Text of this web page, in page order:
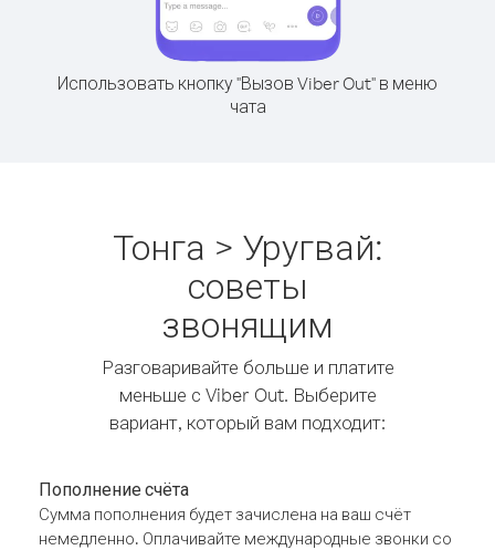
Использовать кнопку "Вызов Viber Out" в меню
чата
Тонга > Уругвай:
советы
звонящим
Разговаривайте больше и платите
меньше с Viber Out. Выберите
вариант, который вам подходит:
Пополнение счёта
Сумма пополнения будет зачислена на ваш счёт
немедленно. Оплачивайте международные звонки со